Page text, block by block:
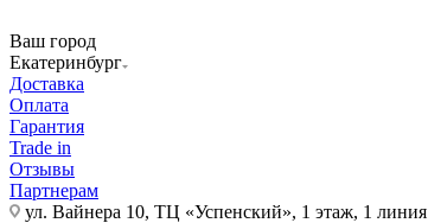
Ваш город
Екатеринбург
Доставка
Оплата
Гарантия
Trade in
Отзывы
Партнерам
ул. Вайнера 10, ТЦ «Успенский», 1 этаж, 1 линия